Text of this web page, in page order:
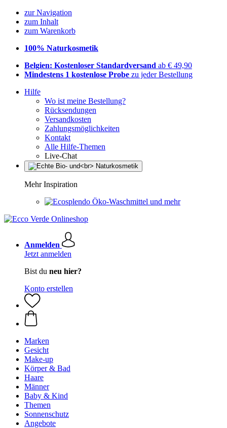
zur Navigation
zum Inhalt
zum Warenkorb
100% Naturkosmetik
Belgien: Kostenloser Standardversand ab € 49,90
Mindestens 1 kostenlose Probe zu jeder Bestellung
Hilfe
Wo ist meine Bestellung?
Rücksendungen
Versandkosten
Zahlungsmöglichkeiten
Kontakt
Alle Hilfe-Themen
Live-Chat
Mehr Inspiration
Öko-Waschmittel und mehr
Anmelden
Jetzt anmelden
Bist du neu hier?
Konto erstellen
Marken
Gesicht
Make-up
Körper & Bad
Haare
Männer
Baby & Kind
Themen
Sonnenschutz
Angebote